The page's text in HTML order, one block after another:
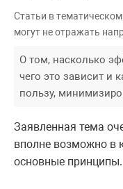
Статьи в
могут не отражать
О том, насколько
чего это зависит и
пользу,
Заявленная тема
вполне возможно в
основные принципы.